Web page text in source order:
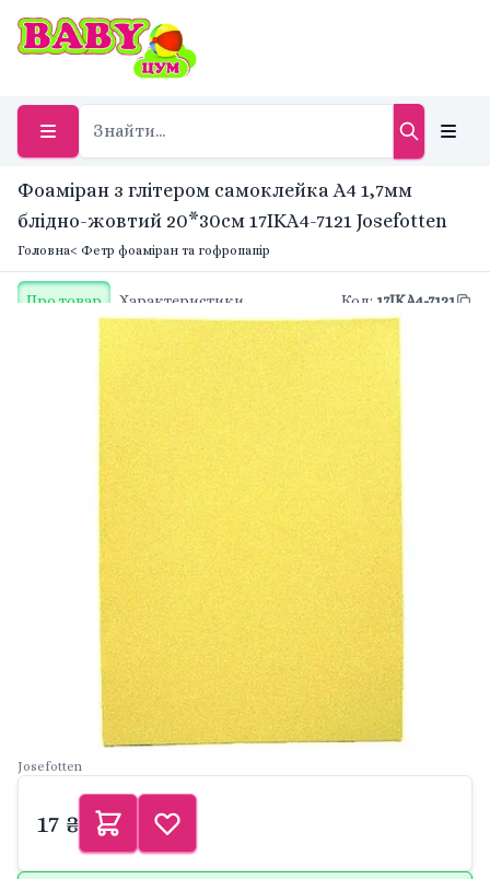
Фоаміран з глітером самоклейка А4 1,7мм
блідно-жовтий 20*30см 17IKA4-7121 Josefotten
Головна< Фетр фоаміран та гофропапір
Про товар Характеристики Код: 17IKA4-7121
Josefotten
17 ₴